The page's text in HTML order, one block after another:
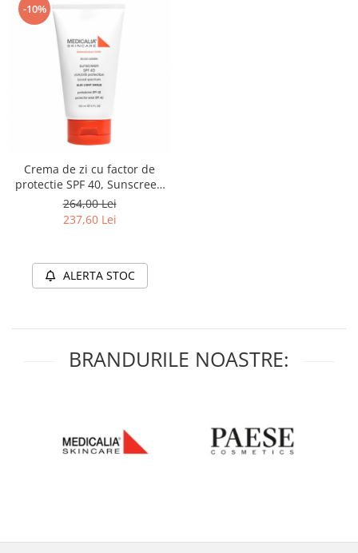
-10%
Crema de zi cu factor de
protectie SPF 40, Sunscreen
SPF 40 UVA/UVB + Blue Light
Shield - 150ml
264,00 Lei
237,60 Lei
ALERTA STOC
BRANDURILE NOASTRE: